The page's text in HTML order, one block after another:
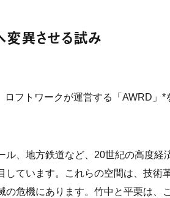
変異させる試み
ロフトワークが運営する「AWRD」*
ル、地方鉄道など、20世紀の高度経
しています。これらの空間は、技術
の危機にあります。竹中と平栗は、